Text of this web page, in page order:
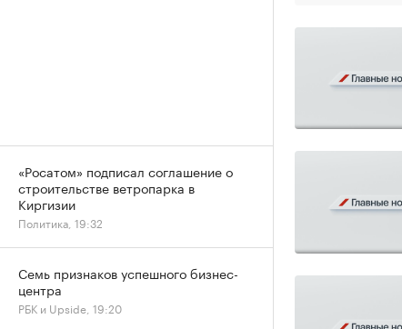
«Росатом» подписал соглашение о
строительстве ветропарка в
Киргизии
Политика, 19:32
Семь признаков успешного бизнес-
центра
РБК и Upside, 19:20